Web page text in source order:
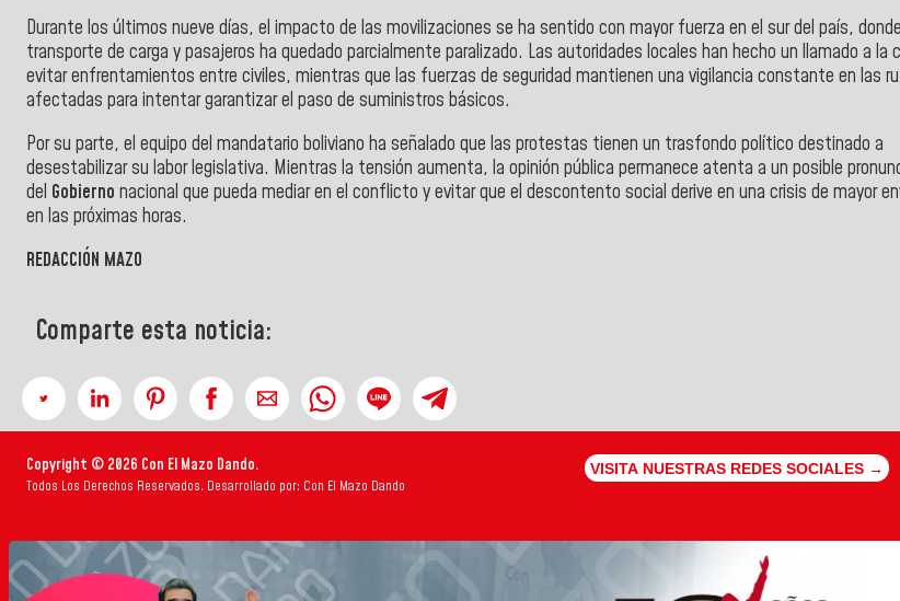
Durante los últimos nueve días, el impacto de las movilizaciones se ha sentido con mayor fuerza en el sur del país,
transporte de carga y pasajeros ha quedado parcialmente paralizado. Las autoridades locales han hecho un llamado a la
evitar enfrentamientos entre civiles, mientras que las fuerzas de seguridad mantienen una vigilancia constante en las
afectadas para intentar garantizar el paso de suministros básicos.
Por su parte, el equipo del mandatario boliviano ha señalado que las protestas tienen un trasfondo político destinado a
desestabilizar su labor legislativa. Mientras la tensión aumenta, la opinión pública permanece atenta a un posible
del Gobierno nacional que pueda mediar en el conflicto y evitar que el descontento social derive en una crisis de mayor
en las próximas horas.
REDACCIÓN MAZO
Comparte esta noticia:
Copyright © 2026 Con El Mazo Dando.
Todos Los Derechos Reservados. Desarrollado por: Con El Mazo Dando
VISITA NUESTRAS REDES SOCIALES →